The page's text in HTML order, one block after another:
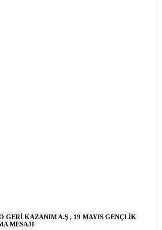
GERİ KAZANIM A.Ş , 19 MAYIS GENÇLİK
MESAJI